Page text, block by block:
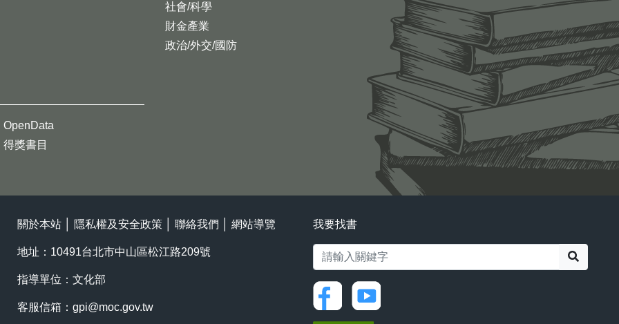
社會/科學
財金產業
政治/外交/國防
OpenData
得獎書目
關於本站 隱私權及安全政策 聯絡我們 網站導覽
地址：10491台北市中山區松江路209號
指導單位：文化部
客服信箱： gpi@moc.gov.tw
我要找書